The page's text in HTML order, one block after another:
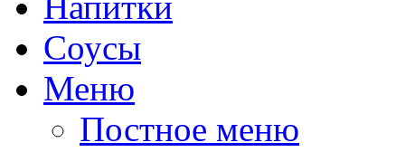
Соусы
Меню
Постное меню